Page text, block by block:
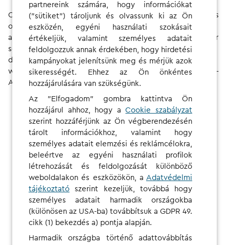
Our websites and apps meet the accessibility requirements
of the BFSG and the associated BFSGV, in particular § 3 (1)
and § 12 No. 3 BFSGV, where these regulations apply to our
services and target group. The websites and apps are
designed to be user-friendly and intuitive in accordance
with recognised accessibility standards (WCAG 2.1 Level A-
AA):
Perceivable:Information and user interfaces are
presented in such a way that they can be perceived
by all users, regardless of their sensory abilities.
Operable:The user interface and navigation are
accessible to all target users – even without a mouse
or with certain motor impairments.
Understandable:The information and user interface
operation are understandable and predictable.
Robust:
Content is robust enough to be reliably
interpreted by a wide range of user agents (e.g.,
browsers, screen readers) – even with future
partnereink számára, hogy információkat
("sütiket") tároljunk és olvassunk ki az Ön
eszközén, egyéni használati szokásait
értékeljük, valamint személyes adatait
feldolgozzuk annak érdekében, hogy hirdetési
kampányokat jelenítsünk meg és mérjük azok
sikerességét. Ehhez az Ön önkéntes
hozzájárulására van szükségünk.
Az "Elfogadom" gombra kattintva Ön
hozzájárul ahhoz, hogy aCookie szabályzat
szerint hozzáférjünk az Ön végberendezésén
tárolt információkhoz, valamint hogy
személyes adatait elemzési és reklámcélokra,
beleértve az egyéni használati profilok
létrehozását és feldolgozását különböző
weboldalakon és eszközökön, a Adatvédelmi
tájékoztató szerint kezeljük, továbbá hogy
személyes adatait harmadik országokba
(különösen az USA-ba) továbbítsuk a GDPR 49.
cikk (1) bekezdés a) pontja alapján.
Harmadik országba történő adattovábbítás